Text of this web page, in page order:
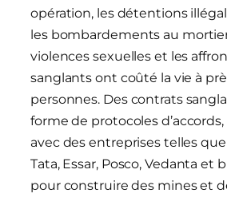
opération, les détentions
les bombardements au
violences sexuelles et les
sanglants ont coûté la vie à
personnes. Des contrats
forme de protocoles
avec des entreprises telles
Tata, Essar, Posco, Vedanta et
pour construire des mines et